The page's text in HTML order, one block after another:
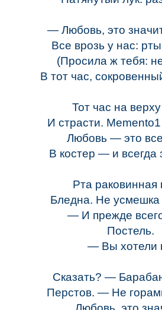
— Любовь, это
Все врозь у нас:
(Просила ж тебя:
В тот час,
Тот час на
И страсти.
Любовь — это
В костер — и всегда
Рта
Бледна. Не
— И прежде
Постель.
— Вы хотели
Сказать? —
Перстов. — Не